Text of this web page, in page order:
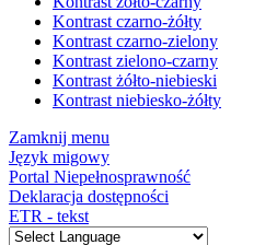
Kontrast czarno-żółty
Kontrast czarno-zielony
Kontrast zielono-czarny
Kontrast żółto-niebieski
Kontrast niebiesko-żółty
Zamknij menu
Język migowy
Portal Niepełnosprawność
Deklaracja dostępności
ETR - tekst